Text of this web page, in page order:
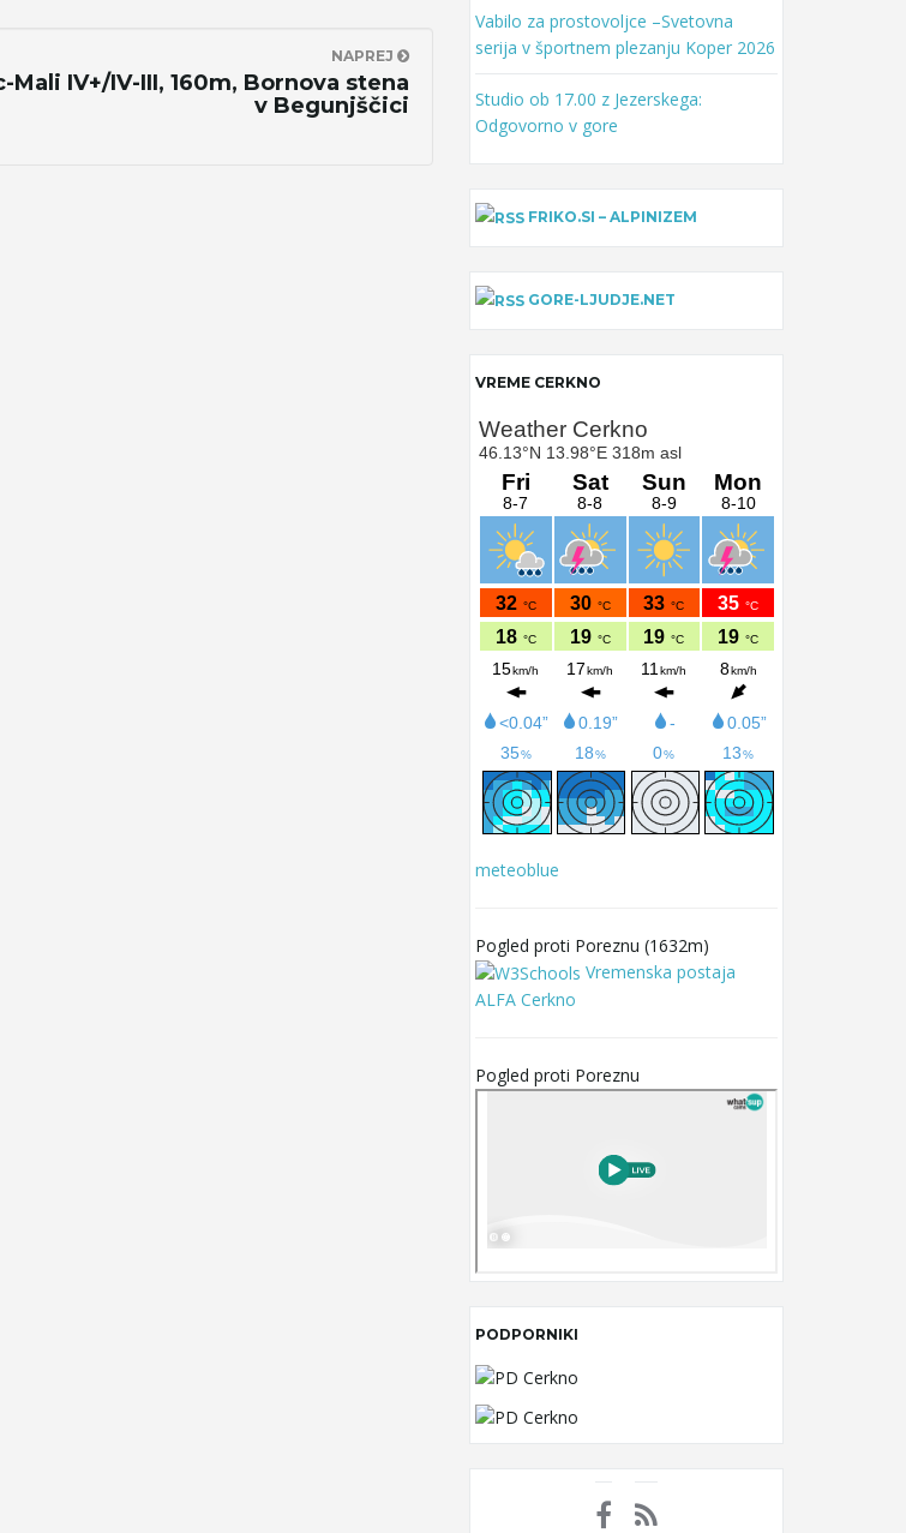
NAPREJ
Mali IV+/IV-III, 160m, Bornova stena
v Begunjščici
Vabilo za prostovoljce –Svetovna
serija v športnem plezanju Koper 2026
Studio ob 17.00 z Jezerskega:
Odgovorno v gore
FRIKO.SI – ALPINIZEM
GORE-LJUDJE.NET
VREME CERKNO
meteoblue
Pogled proti Poreznu (1632m)
Vremenska postaja
ALFA Cerkno
Pogled proti Poreznu
PODPORNIKI